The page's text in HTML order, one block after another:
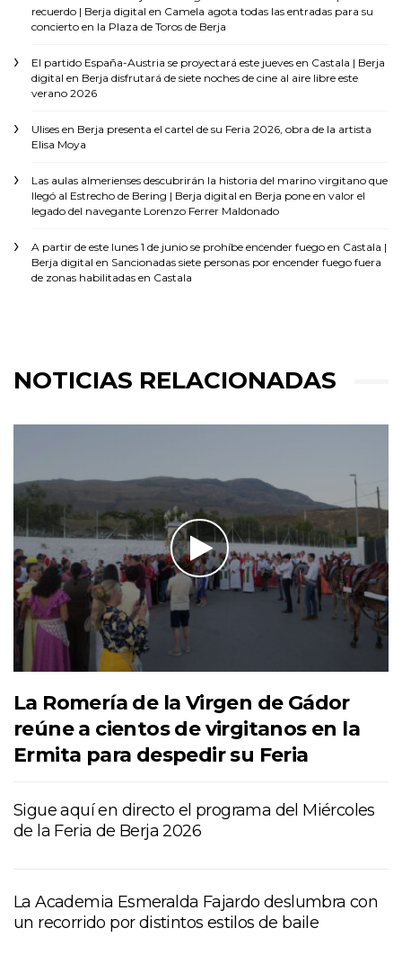
recuerdo | Berja digital en Camela agota todas las entradas para su
concierto en la Plaza de Toros de Berja
El partido España-Austria se proyectará este jueves en Castala | Berja
digital en Berja disfrutará de siete noches de cine al aire libre este
verano 2026
Ulises en Berja presenta el cartel de su Feria 2026, obra de la artista
Elisa Moya
Las aulas almerienses descubrirán la historia del marino virgitano que
llegó al Estrecho de Bering | Berja digital en Berja pone en valor el
legado del navegante Lorenzo Ferrer Maldonado
A partir de este lunes 1 de junio se prohíbe encender fuego en Castala |
Berja digital en Sancionadas siete personas por encender fuego fuera
de zonas habilitadas en Castala
NOTICIAS RELACIONADAS
La Romería de la Virgen de Gádor
reúne a cientos de virgitanos en la
Ermita para despedir su Feria
Sigue aquí en directo el programa del Miércoles
de la Feria de Berja 2026
La Academia Esmeralda Fajardo deslumbra con
un recorrido por distintos estilos de baile